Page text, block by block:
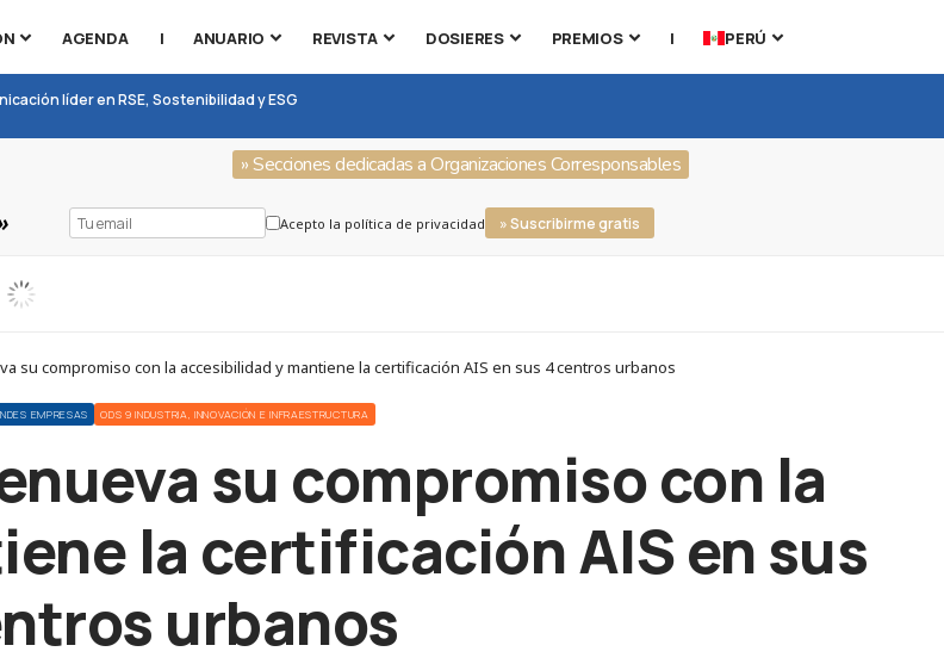
AGENDA | ANUARIO REVISTA DOSIERES PREMIOS | PERÚ
líder en RSE, Sostenibilidad y ESG
» Secciones dedicadas a Organizaciones Corresponsables
Acepto la política de privacidad » Suscribirme gratis
su compromiso con la accesibilidad y mantiene la certificación AIS en sus 4 centros urbanos
EMPRESAS ODS 9 INDUSTRIA, INNOVACIÓN E INFRAESTRUCTURA
su compromiso con la
la certificación AIS en sus
urbanos